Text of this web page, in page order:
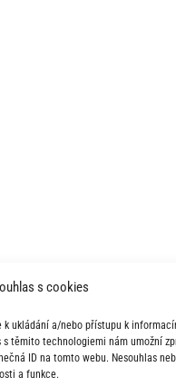
s cookies
ukládání a/nebo přístupu k
těmito technologiemi nám umožní
ID na tomto webu. Nesouhlas
a funkce.